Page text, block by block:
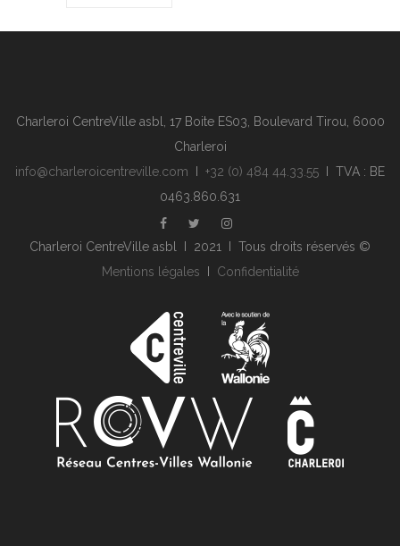
Charleroi CentreVille asbl, 17 Boite ES03, Boulevard Tirou, 6000
Charleroi
info@charleroicentreville.com
+32 (0) 484 44.33.55 I TVA : BE
0463.860.631
Charleroi CentreVille asbl I 2021 I Tous droits réservés ©
Mentions légales
Confidentialité